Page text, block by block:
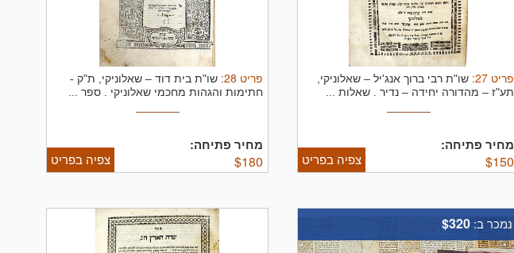
פריט 27
: שו"ת רבי ברוך אנג'יל – שאלוניקי,
תע"ז – מהדורה יחידה – נדיר . שאלות ...
מחיר פתיחה:
$150 צפיה בפריט
פריט 28
: שו"ת בית דוד – שאלוניקי, ת"ק -
חתימות והגהות מחכמי שאלוניקי . ספר ...
מחיר פתיחה:
$180 צפיה בפריט
נמכר ב: $320